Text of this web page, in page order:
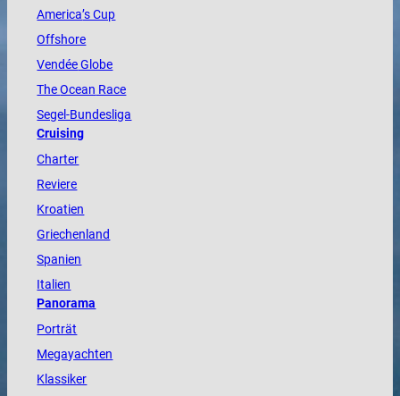
America’s Cup
Offshore
VendéeGlobe
TheOcean Race
Segel-Bundesliga
Cruising
Charter
Reviere
Kroatien
Griechenland
Spanien
Italien
Panorama
Porträt
Megayachten
Klassiker